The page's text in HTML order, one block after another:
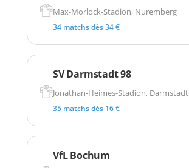
Max-Morlock-Stadion, Nuremberg
34 matchs dès 34 €
SV Darmstadt 98
Jonathan-Heimes-Stadion, Darmstadt
35 matchs dès 16 €
VfL Bochum